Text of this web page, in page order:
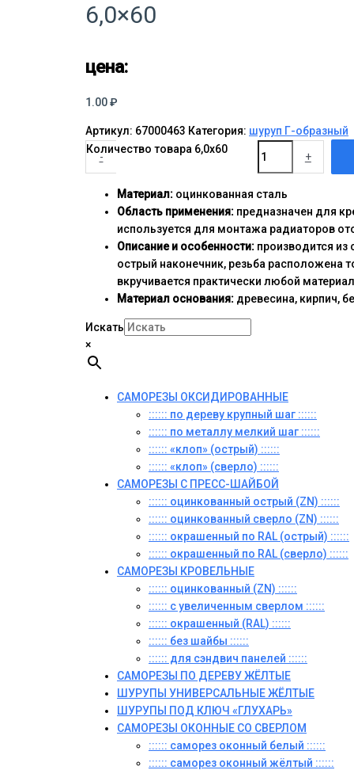
6,0×60
цена:
1.00₽
Артикул: 67000463 Категория: шуруп Г-образный
-
Количество товара 6,0x60
+
Материал: оцинкованная сталь
Область применения: предназначен для
используется для монтажа радиаторов
Описание и особенности: производится
острый наконечник, резьба расположена
вкручивается практически любой
Материал основания: древесина, кирпич,
Искать
×
САМОРЕЗЫ ОКСИДИРОВАННЫЕ
:::::: по дереву крупный шаг ::::::
:::::: по металлу мелкий шаг ::::::
:::::: «клоп» (острый) ::::::
:::::: «клоп» (сверло) ::::::
САМОРЕЗЫ С ПРЕСС-ШАЙБОЙ
:::::: оцинкованный острый (ZN) ::::::
:::::: оцинкованный сверло (ZN) ::::::
:::::: окрашенный по RAL (острый) ::::::
:::::: окрашенный по RAL (сверло) ::::::
САМОРЕЗЫ КРОВЕЛЬНЫЕ
:::::: оцинкованный (ZN) ::::::
:::::: с увеличенным сверлом ::::::
:::::: окрашенный (RAL) ::::::
:::::: без шайбы ::::::
:::::: для сэндвич панелей ::::::
САМОРЕЗЫ ПО ДЕРЕВУ ЖЁЛТЫЕ
ШУРУПЫ УНИВЕРСАЛЬНЫЕ ЖЁЛТЫЕ
ШУРУПЫ ПОД КЛЮЧ «ГЛУХАРЬ»
САМОРЕЗЫ ОКОННЫЕ СО СВЕРЛОМ
:::::: саморез оконный белый ::::::
:::::: саморез оконный жёлтый ::::::